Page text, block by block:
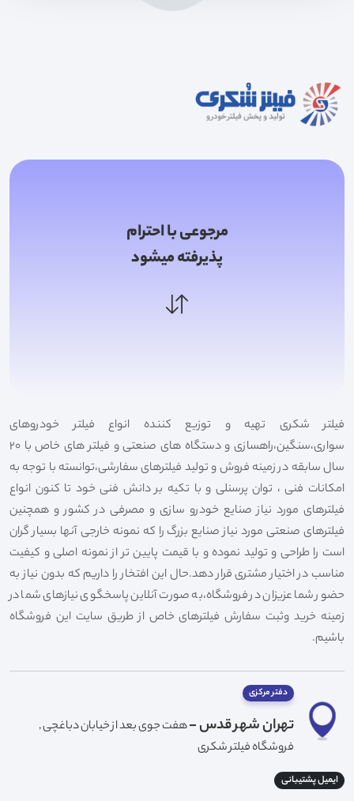
مرجوعی با احترام
پذیرفته میشود
فیلتر شکری تهیه و توزیع کننده انواع فیلتر خودروهای
سواری،سنگین،راهسازی و دستگاه های صنعتی و فیلتر های خاص با 20
سال سابقه در زمینه فروش و تولید فیلترهای سفارشی،توانسته با توجه به
امکانات فنی ، توان پرسنلی و با تکیه بر دانش فنی خود تا کنون انواع
فیلترهای مورد نیاز صنایع خودرو سازی و مصرفی در کشور و همچنین
فیلترهای صنعتی مورد نیاز صنایع بزرگ را که نمونه خارجی آنها بسیار گران
است را طراحی و تولید نموده و با قیمت پایین تر از نمونه اصلی و کیفیت
مناسب در اختیار مشتری قرار دهد.حال این افتخار را داریم که بدون نیاز به
حضور شما عزیزان در فروشگاه،به صورت آنلاین پاسخگوی نیازهای شما در
زمینه خرید وثبت سفارش فیلترهای خاص از طریق سایت این فروشگاه
باشیم.
دفتر مرکزی
تهران شهر قدس -هفت جوی بعد از خیابان دباغچی ,
فروشگاه فیلتر شکری
ایمیل پشتیبانی